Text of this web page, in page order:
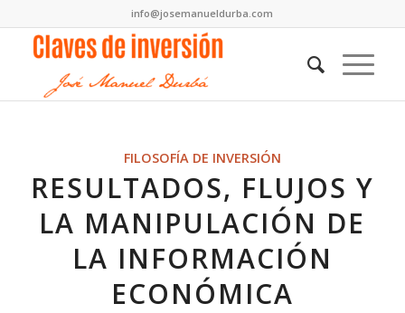
info@josemanueldurba.com
FILOSOFÍA DE INVERSIÓN
RESULTADOS, FLUJOS Y
LA MANIPULACIÓN DE
LA INFORMACIÓN
ECONÓMICA